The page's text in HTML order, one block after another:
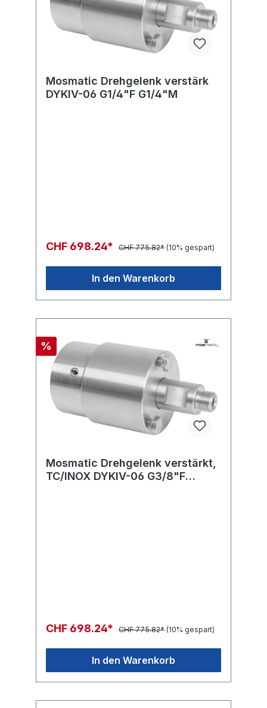
Mosmatic Drehgelenk verstärk
DYKIV-06 G1/4"F G1/4"M
CHF 698.24* CHF 775.82* (10% gespart)
In den Warenkorb
%
Mosmatic Drehgelenk verstärkt,
TC/INOX DYKIV-06 G3/8"F
CHF 698.24* CHF 775.82* (10% gespart)
In den Warenkorb